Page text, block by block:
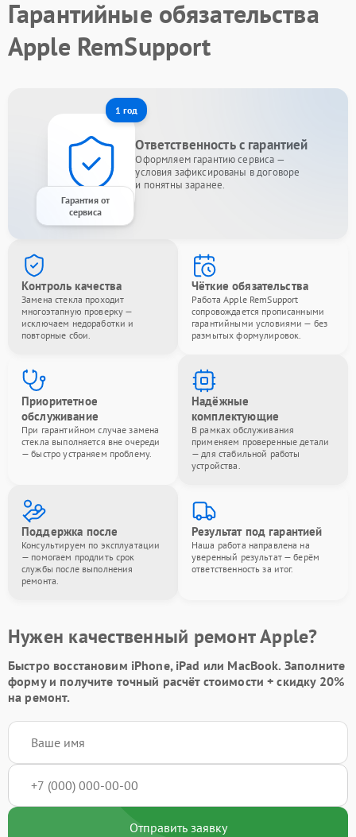
Гарантийные обязательства
Apple RemSupport
1 год
Гарантия от
сервиса
Ответственность с гарантией
Оформляем гарантию сервиса —
условия зафиксированы в договоре
и понятны заранее.
Контроль качества
Замена стекла проходит
многоэтапную проверку —
исключаем недоработки и
повторные сбои.
Чёткие обязательства
Работа Apple RemSupport
сопровождается прописанными
гарантийными условиями — без
размытых формулировок.
Приоритетное
обслуживание
При гарантийном случае замена
стекла выполняется вне очереди
— быстро устраняем проблему.
Надёжные
комплектующие
В рамках обслуживания
применяем проверенные детали
— для стабильной работы
устройства.
Поддержка после
Консультируем по эксплуатации
— помогаем продлить срок
службы после выполнения
ремонта.
Результат под гарантией
Наша работа направлена на
уверенный результат — берём
ответственность за итог.
Нужен качественный ремонт Apple?
Быстро восстановим iPhone, iPad или MacBook. Заполните
формуи получите точный расчёт стоимости +скидку 20%
на ремонт.
Отправить заявку